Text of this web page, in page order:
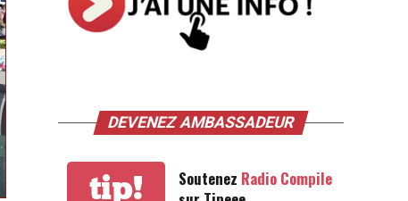
DEVENEZ AMBASSADEUR
tip! Soutenez Radio Compile